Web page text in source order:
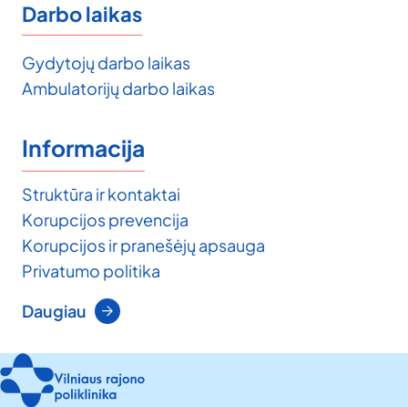
Darbo laikas
Gydytojų darbo laikas
Ambulatorijų darbo laikas
Informacija
Struktūra ir kontaktai
Korupcijos prevencija
Korupcijos ir pranešėjų apsauga
Privatumo politika
Daugiau